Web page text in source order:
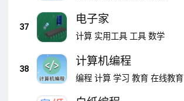
37
电子家
计算 实用工具 工具 数学
38
计算机编程
编程 计算 学习 教育 在线教育